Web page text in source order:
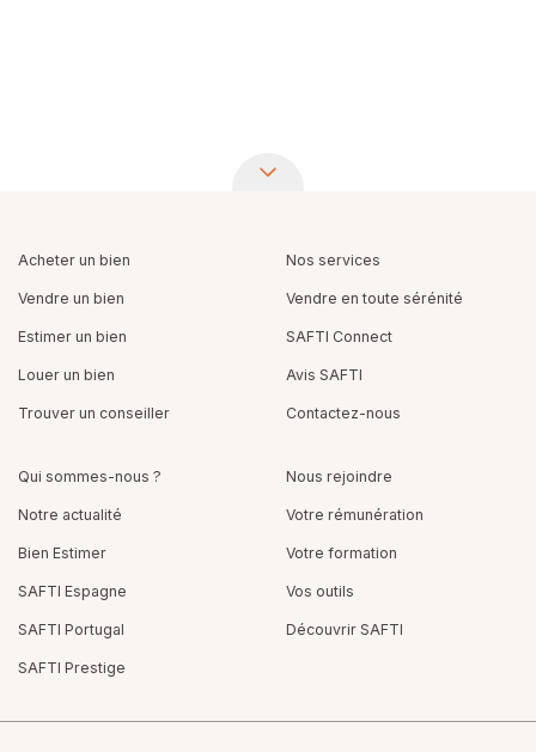
Acheter un bien
Vendre un bien
Estimer un bien
Louer un bien
Trouver un conseiller
Nos services
Vendre en toute sérénité
SAFTI Connect
Avis SAFTI
Contactez-nous
Qui sommes-nous ?
Notre actualité
Bien Estimer
SAFTI Espagne
SAFTI Portugal
SAFTI Prestige
Nous rejoindre
Votre rémunération
Votre formation
Vos outils
Découvrir SAFTI